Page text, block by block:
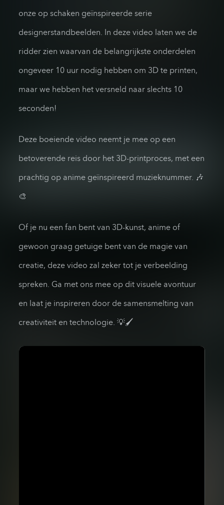
onze op schaken geïnspireerde serie
designerstandbeelden. In deze video laten we de
ridder zien waarvan de belangrijkste onderdelen
ongeveer 10 uur nodig hebben om 3D te printen,
maar we hebben het versneld naar slechts 10
seconden!
Deze boeiende video neemt je mee op een
betoverende reis door het 3D-printproces, met een
prachtig op anime geïnspireerd muzieknummer. 🎶
🎨
Of je nu een fan bent van 3D-kunst, anime of
gewoon graag getuige bent van de magie van
creatie, deze video zal zeker tot je verbeelding
spreken. Ga met ons mee op dit visuele avontuur
en laat je inspireren door de samensmelting van
creativiteit en technologie. 💡🖌️